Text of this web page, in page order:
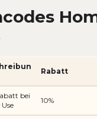
Rabatt
bei
10%